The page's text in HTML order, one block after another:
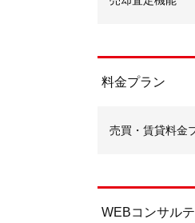
料金プラン
売買・賃貸料金
WEBコンサル